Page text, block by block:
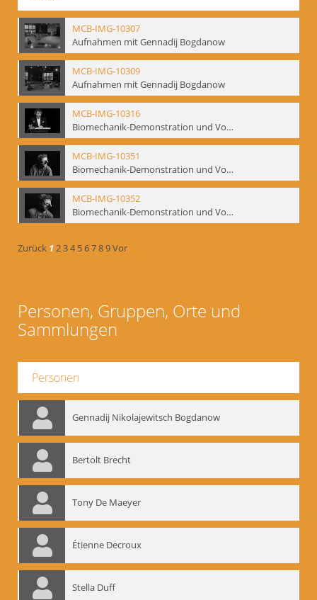
MCB-IMG-10307
Aufnahmen mit Gennadij Bogdanow
MCB-IMG-10309
Aufnahmen mit Gennadij Bogdanow
MCB-IMG-10316
Biomechanik-Demonstration und Vortrag, Berliner Ensemble, 04.10.1991
MCB-IMG-10351
Biomechanik-Demonstration und Vortrag, Berliner Ensemble, 04.10.1991
MCB-IMG-10352
Biomechanik-Demonstration und Vortrag, Berliner Ensemble, 04.10.1991
Zurück 1234 56789Vor
Personen, Gruppen, Orte und
Sammlungen
Personen
Gennadij Nikolajewitsch Bogdanow
Bertolt Brecht
Tony De Maeyer
Étienne Decroux
Stella Duff